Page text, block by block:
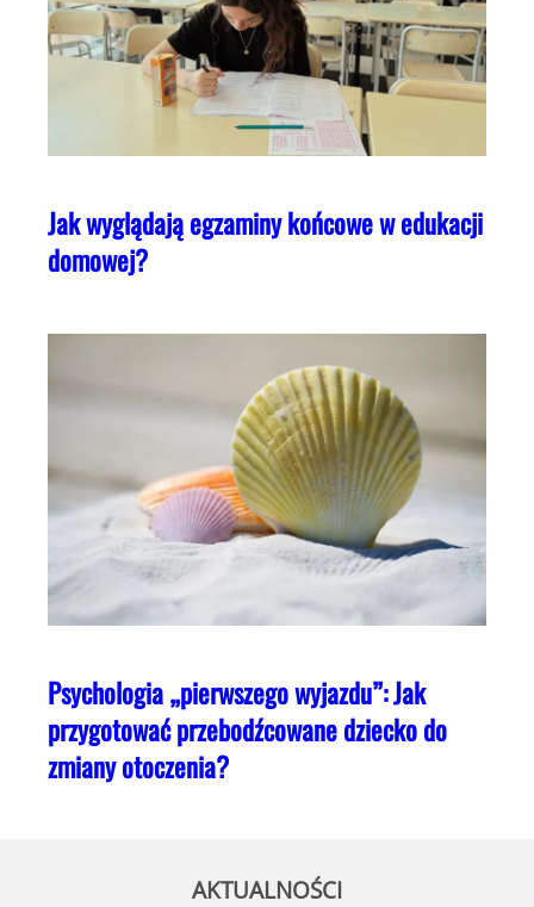
Jak wyglądają egzaminy końcowe w edukacji
domowej?
Psychologia „pierwszego wyjazdu”: Jak
przygotować przebodźcowane dziecko do
zmiany otoczenia?
AKTUALNOŚCI